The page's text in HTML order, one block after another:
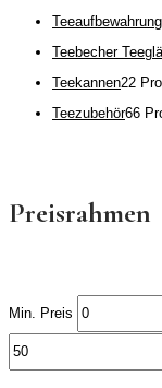
Teeaufbewahrung
Teebecher
Teekannen22
Teezubehör66
Preisrahmen
Min. Preis